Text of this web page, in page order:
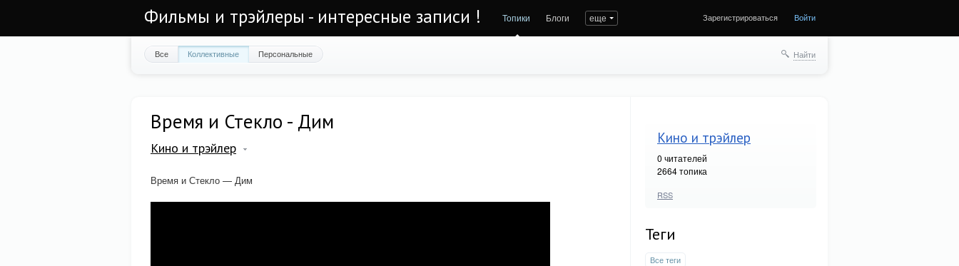
Фильмы и трэйлеры - интересные записи ! Топики Блоги еще Зарегистрироваться Войти
Все Коллективные Персональные Найти
Кино и трэйлер
0 читателей
2664 топика
RSS
Теги
Все теги
Время и Стекло - Дим
Кино и трэйлер
Время и Стекло — Дим